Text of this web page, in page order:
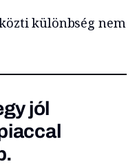
különbség nem
jól